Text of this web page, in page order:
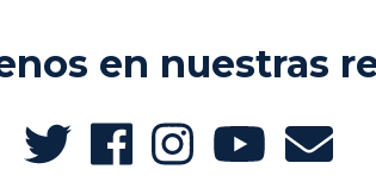
en nuestras